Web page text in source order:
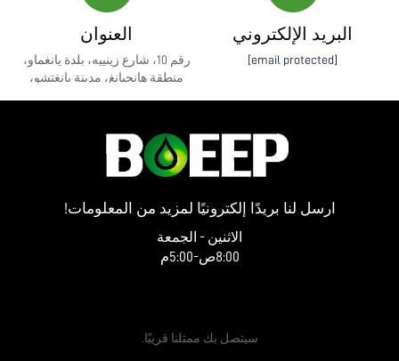
البريد الإلكتروني
[email protected]
العنوان
رقم 10، شارع زينييه، بلدة يانغماو،
منطقة هانجيانغ، مدينة يانغتشو،
ارسل لنا بريدًا إلكترونيًا لمزيد من المعلومات!
الاثنين - الجمعة
8:00ص-5:00م
سيتصل بك ممثلنا قريبًا.